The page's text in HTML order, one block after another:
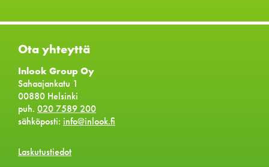
Ota yhteyttä
Inlook Group Oy
Sahaajankatu 1
00880 Helsinki
puh. 020 7589 200
sähköposti: info@inlook.fi
Laskutustiedot